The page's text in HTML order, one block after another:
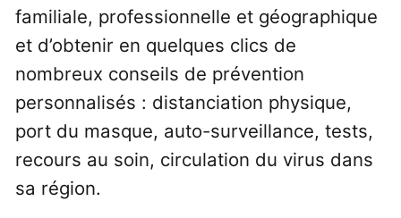
familiale, professionnelle et géographique
et d’obtenir en quelques clics de
nombreux conseils de prévention
personnalisés : distanciation physique,
port du masque, auto-surveillance, tests,
recours au soin, circulation du virus dans
sa région.